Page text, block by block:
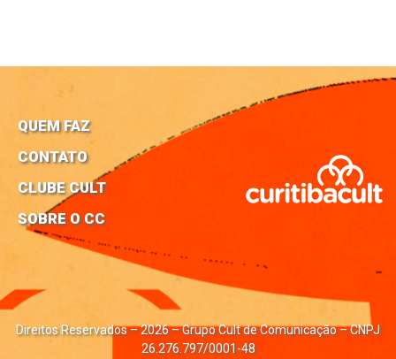
QUEM FAZ
CONTATO
CLUBE CULT
SOBRE O CC
Direitos Reservados – 2026 – Grupo Cult de Comunicação – CNPJ
26.276.797/0001-48